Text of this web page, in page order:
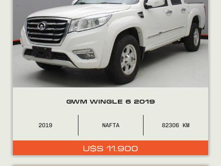
GWM WINGLE 6 2019
2019 NAFTA 82306
U$S 11.900